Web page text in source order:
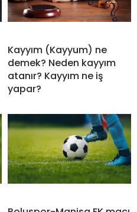
Kayyım (Kayyum) ne
demek? Neden kayyım
atanır? Kayyım ne iş
yapar?